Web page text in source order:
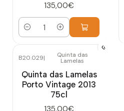
135,00€
Quantidade
B20.029| Quinta das
Lamelas
Quinta das Lamelas
Porto Vintage 2013
75cl
135,00€